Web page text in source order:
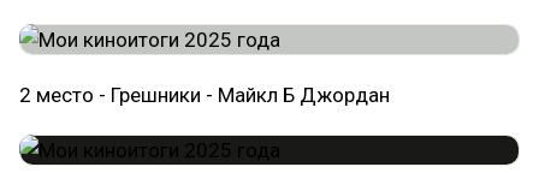
2 место - Грешники - Майкл Б Джордан